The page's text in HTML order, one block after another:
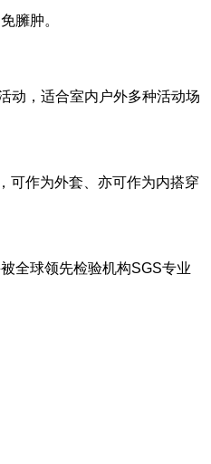
臃肿。
动，适合室内户外多种活动场
可作为外套、亦可作为内搭穿
全球领先检验机构SGS专业